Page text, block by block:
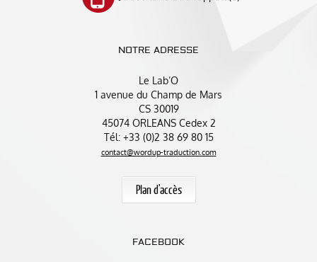
NOTRE ADRESSE
Le Lab’O
1 avenue du Champ de Mars
CS 30019
45074 ORLEANS Cedex 2
Tél: +33 (0)2 38 69 80 15
contact@wordup-traduction.com
Plan d'accès
FACEBOOK